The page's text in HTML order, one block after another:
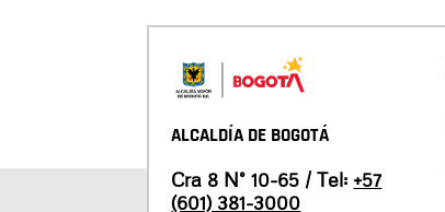
ALCALDÍA DE BOGOTÁ
Cra 8 N° 10-65 / Tel: +57
(601) 381-3000